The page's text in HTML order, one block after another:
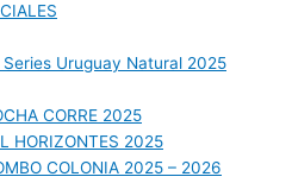
Uruguay Natural 2025
CORRE 2025
HORIZONTES 2025
COLONIA 2025 – 2026